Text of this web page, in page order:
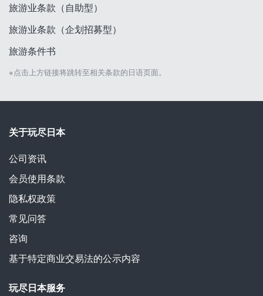
旅游业条款（自助型）
旅游业条款（企划招募型）
旅游条件书
※点击上方链接将跳转至相关条款的日语页面。
关于玩尽日本
公司资讯
会员使用条款
隐私权政策
常见问答
咨询
基于特定商业交易法的公示内容
玩尽日本服务